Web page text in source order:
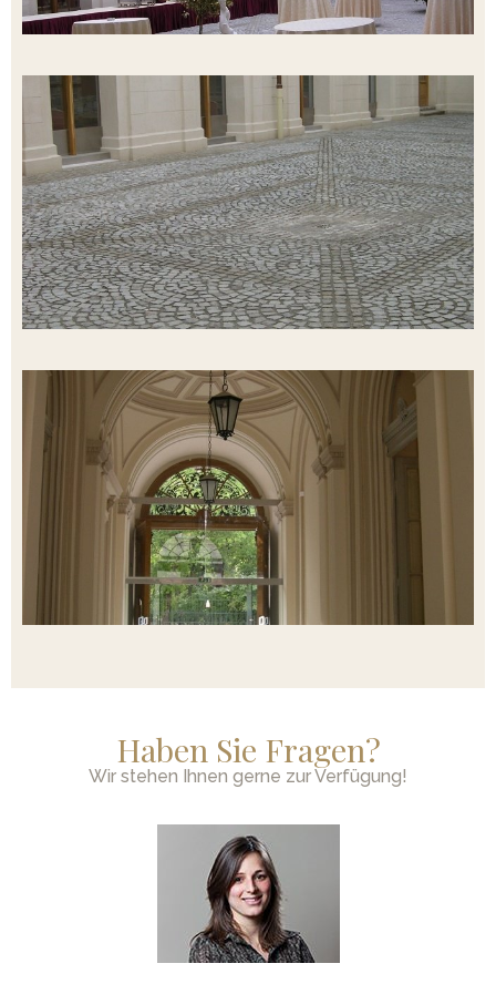
Haben Sie Fragen?
Wir stehen Ihnen gerne zur Verfügung!